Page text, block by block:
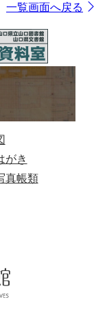
一覧画面へ戻る
がき
真帳類